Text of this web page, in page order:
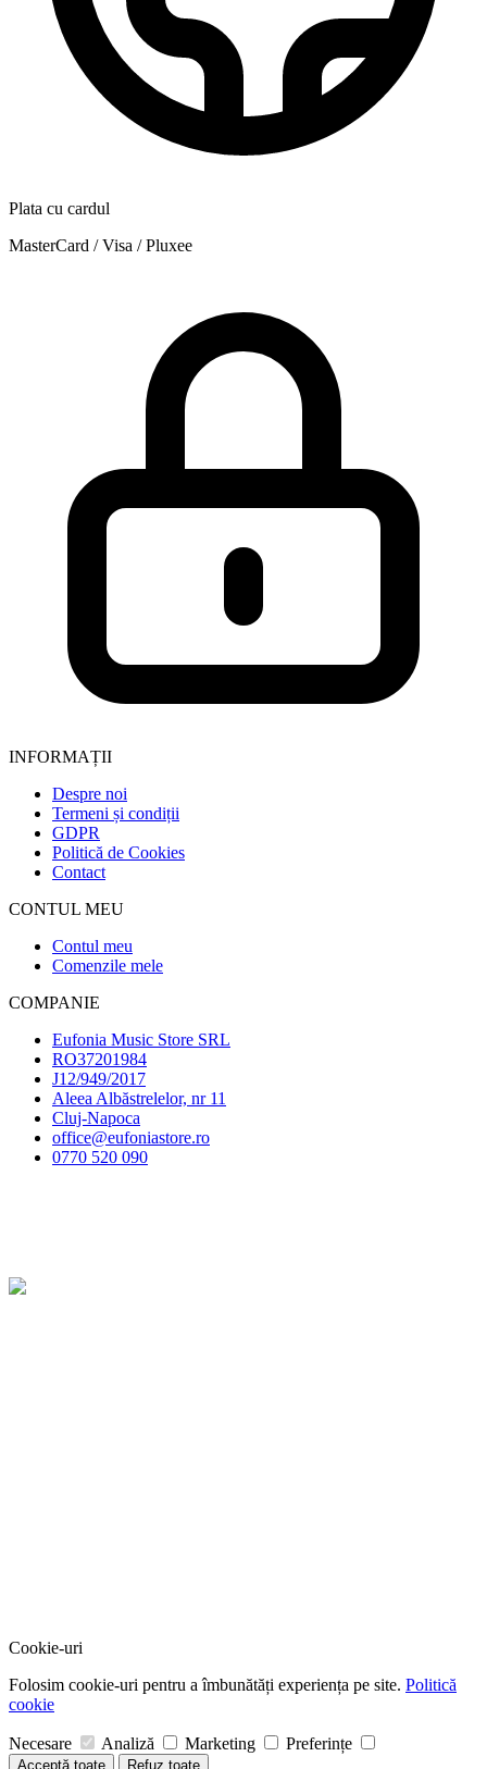
Plata cu cardul
MasterCard / Visa / Pluxee
INFORMAȚII
Despre noi
Termeni și condiții
GDPR
Politică de Cookies
Contact
CONTUL MEU
Contul meu
Comenzile mele
COMPANIE
Eufonia Music Store SRL
RO37201984
J12/949/2017
Aleea Albăstrelelor, nr 11
Cluj-Napoca
office@eufoniastore.ro
0770 520 090
Cookie-uri
Folosim cookie-uri pentru a îmbunătăți experiența pe site. Politică
cookie
Necesare Analiză Marketing Preferințe
Acceptă toate
Refuz toate